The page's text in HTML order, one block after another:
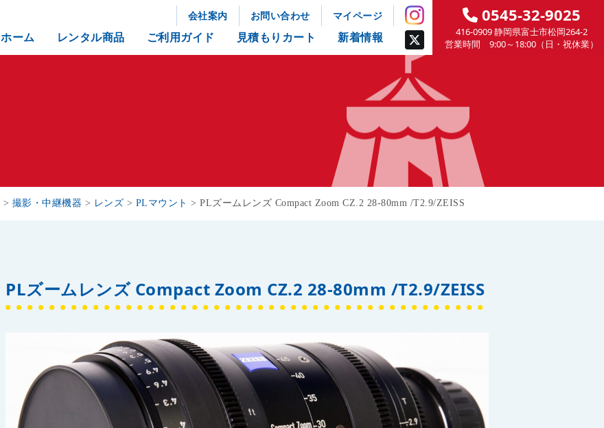
会社案内 お問い合わせ マイページ
ホーム レンタル商品 ご利用ガイド 見積もりカート 新着情報
0545-32-9025
416-0909 静岡県富士市松岡264-2
営業時間 9:00～18:00（日・祝休業）
> 撮影・中継機器 > レンズ > PLマウント > PLズームレンズ Compact Zoom CZ.2 28-80mm /T2.9/ZEISS
PLズームレンズ Compact Zoom CZ.2 28-80mm /T2.9/ZEISS